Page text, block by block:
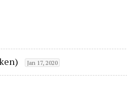
Jan 17, 2020